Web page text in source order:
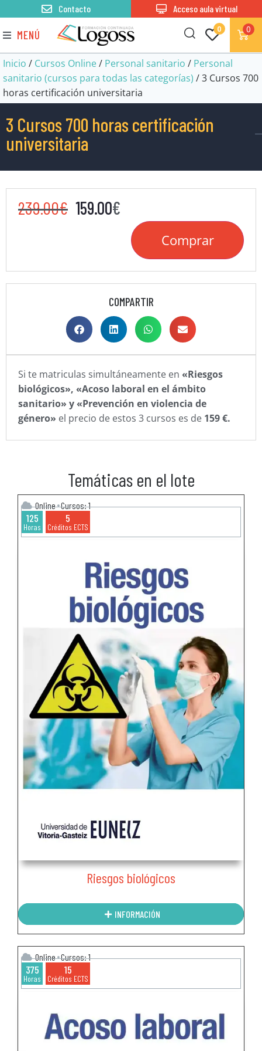
MENÚ 0 0
Contacto Acceso aula virtual
Inicio / Cursos Online/ Personal sanitario / Personal
sanitario (cursos para todas las categorías) / 3 Cursos 700
horas certificación universitaria
3 Cursos 700 horas certificación
universitaria
239.00€ 159.00€
Comprar
COMPARTIR
Si te matriculas simultáneamente en «Riesgos
biológicos», «Acoso laboral en el ámbito
sanitario» y «Prevención en violencia de
género» el precio de estos 3 cursos es de 159 €.
Temáticas en el lote
Online Cursos: 1
125
Horas
5
Créditos ECTS
Riesgos biológicos
INFORMACIÓN
Online Cursos: 1
375
Horas
15
Créditos ECTS